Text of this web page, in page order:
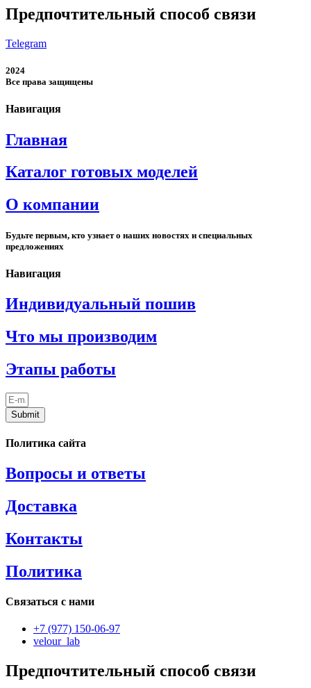
Предпочтительный способ связи
Telegram
2024
Все права защищены
Навигация
Главная
Каталог готовых моделей
О компании
Будьте первым, кто узнает о наших новостях и специальных
предложениях
Навигация
Индивидуальный пошив
Что мы производим
Этапы работы
Submit
Политика сайта
Вопросы и ответы
Доставка
Контакты
Политика
Связаться с нами
+7 (977) 150-06-97
velour_lab
Предпочтительный способ связи